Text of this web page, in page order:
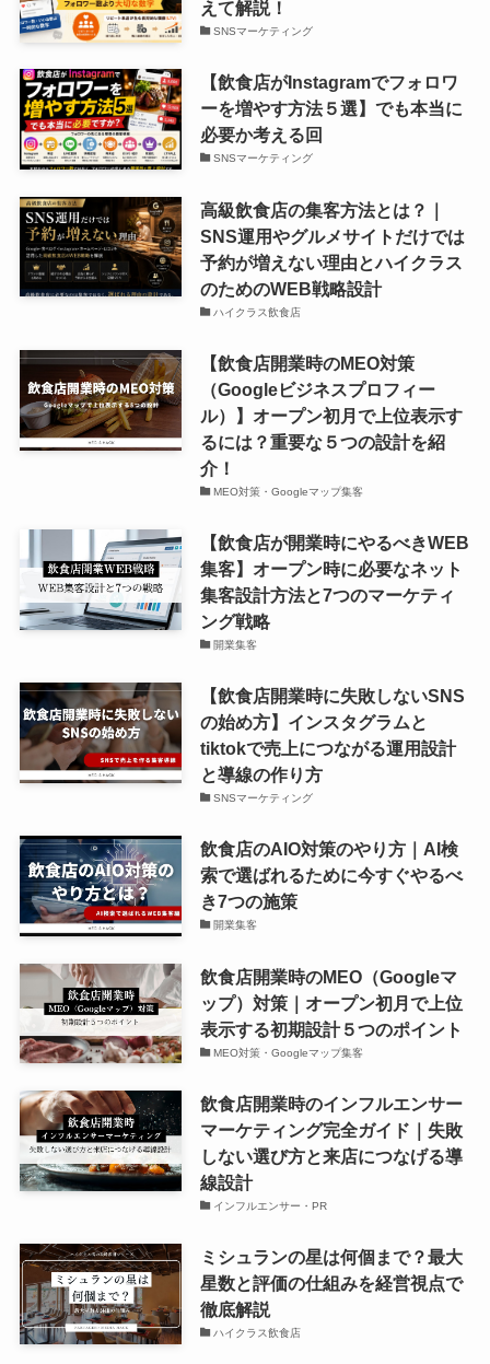
えて解説！
SNSマーケティング
【飲食店がInstagramでフォロワ
ーを増やす方法５選】でも本当に
必要か考える回
SNSマーケティング
高級飲食店の集客方法とは？｜
SNS運用やグルメサイトだけでは
予約が増えない理由とハイクラス
のためのWEB戦略設計
ハイクラス飲食店
【飲食店開業時のMEO対策
（Googleビジネスプロフィー
ル）】オープン初月で上位表示す
るには？重要な５つの設計を紹
介！
MEO対策・Googleマップ集客
【飲食店が開業時にやるべきWEB
集客】オープン時に必要なネット
集客設計方法と7つのマーケティ
ング戦略
開業集客
【飲食店開業時に失敗しないSNS
の始め方】インスタグラムと
tiktokで売上につながる運用設計
と導線の作り方
SNSマーケティング
飲食店のAIO対策のやり方｜AI検
索で選ばれるために今すぐやるべ
き7つの施策
開業集客
飲食店開業時のMEO（Googleマ
ップ）対策｜オープン初月で上位
表示する初期設計５つのポイント
MEO対策・Googleマップ集客
飲食店開業時のインフルエンサー
マーケティング完全ガイド｜失敗
しない選び方と来店につなげる導
線設計
インフルエンサー・PR
ミシュランの星は何個まで？最大
星数と評価の仕組みを経営視点で
徹底解説
ハイクラス飲食店